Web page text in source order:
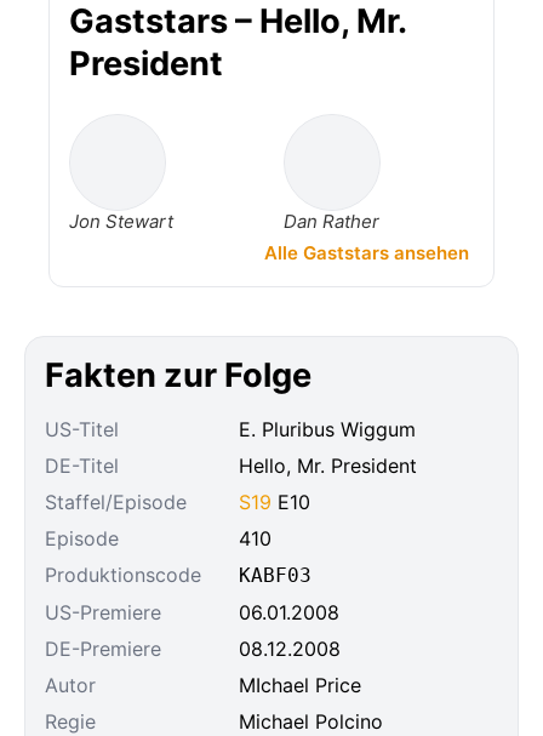
Gaststars – Hello, Mr.
President
Jon Stewart
Dan Rather
Alle Gaststars ansehen
Fakten zur Folge
US-Titel
E. Pluribus Wiggum
DE-Titel
Hello, Mr. President
Staffel/Episode
S19 E10
Episode
410
Produktionscode
KABF03
US-Premiere
06.01.2008
DE-Premiere
08.12.2008
Autor
MIchael Price
Regie
Michael Polcino